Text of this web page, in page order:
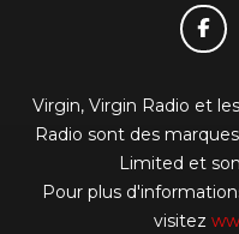
Virgin, Virgin Radio et
Radio sont des
Limited et
Pour plus
visitez